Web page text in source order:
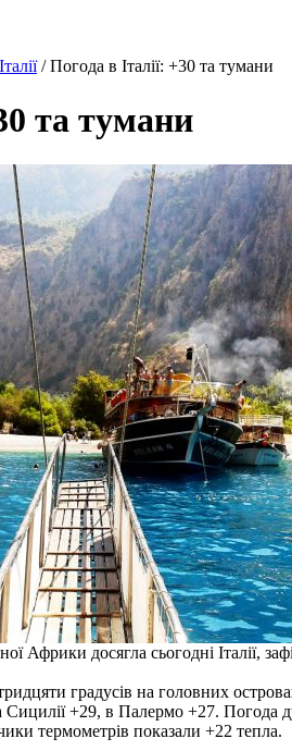
/ Погода в Італії: +30 та тумани
та тумани
Африки досягла сьогодні Італії,
градусів на головних
Сицилії +29, в Палермо +27. Погода
термометрів показали +22 тепла.